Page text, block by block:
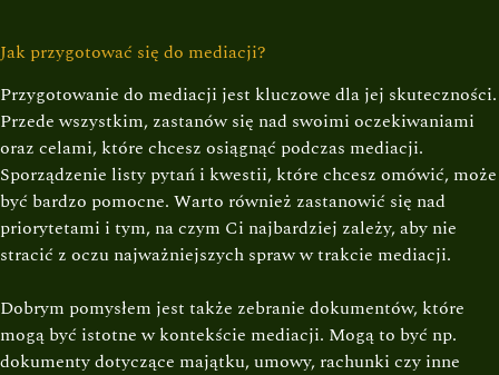
Jak przygotować się do mediacji?
Przygotowanie do mediacji jest kluczowe dla jej skuteczności.
Przede wszystkim, zastanów się nad swoimi oczekiwaniami
oraz celami, które chcesz osiągnąć podczas mediacji.
Sporządzenie listy pytań i kwestii, które chcesz omówić, może
być bardzo pomocne. Warto również zastanowić się nad
priorytetami i tym, na czym Ci najbardziej zależy, aby nie
stracić z oczu najważniejszych spraw w trakcie mediacji.
Dobrym pomysłem jest także zebranie dokumentów, które
mogą być istotne w kontekście mediacji. Mogą to być np.
dokumenty dotyczące majątku, umowy, rachunki czy inne